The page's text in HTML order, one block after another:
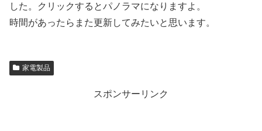
した。クリックするとパノラマになりますよ。
時間があったらまた更新してみたいと思います。
家電製品
スポンサーリンク